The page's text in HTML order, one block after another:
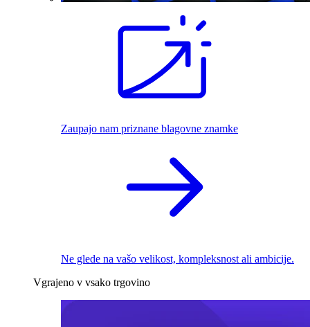
Zaupajo nam priznane blagovne znamke
Ne glede na vašo velikost, kompleksnost ali ambicije.
Vgrajeno v vsako trgovino